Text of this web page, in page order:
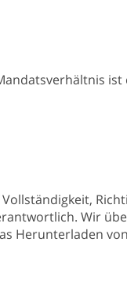
Wir
Herunterladen